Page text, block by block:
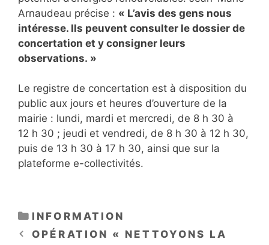
Arnaudeau précise : « L’avis des gens nous
intéresse. Ils peuvent consulter le dossier de
concertation et y consigner leurs
observations. »
Le registre de concertation est à disposition du
public aux jours et heures d’ouverture de la
mairie : lundi, mardi et mercredi, de 8 h 30 à
12 h 30 ; jeudi et vendredi, de 8 h 30 à 12 h 30,
puis de 13 h 30 à 17 h 30, ainsi que sur la
plateforme e-collectivités.
CATÉGORIES
INFORMATION
OPÉRATION « NETTOYONS LA